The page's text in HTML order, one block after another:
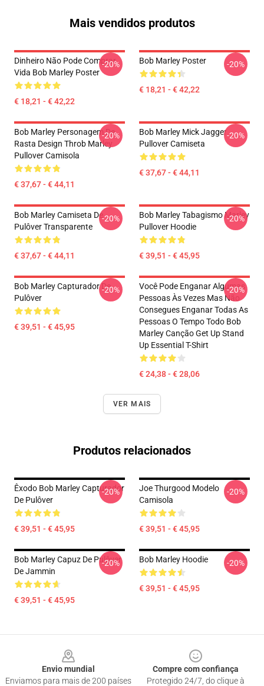
Mais vendidos produtos
Dinheiro Não Pode Comprar
Vida Bob Marley Poster
€ 18,21 - € 42,22
-20% Bob Marley Poster
€ 18,21 - € 42,22
-20%
Bob Marley Personagem De
Rasta Design Throb Marley
Pullover Camisola
€ 37,67 - € 44,11
-20%
Bob Marley Mick Jagger
Pullover Camiseta
€ 37,67 - € 44,11
-20%
Bob Marley Camiseta De
Pulôver Transparente
€ 37,67 - € 44,11
-20%
Bob Marley Tabagismo Marley
Pullover Hoodie
€ 39,51 - € 45,95
-20%
Bob Marley Capturador De
Pulôver
€ 39,51 - € 45,95
-20%
Você Pode Enganar Algumas
Pessoas Às Vezes Mas Não
Consegues Enganar Todas As
Pessoas O Tempo Todo Bob
Marley Canção Get Up Stand
Up Essential T-Shirt
€ 24,38 - € 28,06
-20%
VER MAIS
Produtos relacionados
Êxodo Bob Marley Capturador
De Pulôver
€ 39,51 - € 45,95
-20%
Joe Thurgood Modelo
Camisola
€ 39,51 - € 45,95
-20%
Bob Marley Capuz De Pulôver
De Jammin
€ 39,51 - € 45,95
-20% Bob Marley Hoodie
€ 39,51 - € 45,95
-20%
Envio mundial
Enviamos para mais de 200 países
Compre com confiança
Protegido 24/7, do clique à